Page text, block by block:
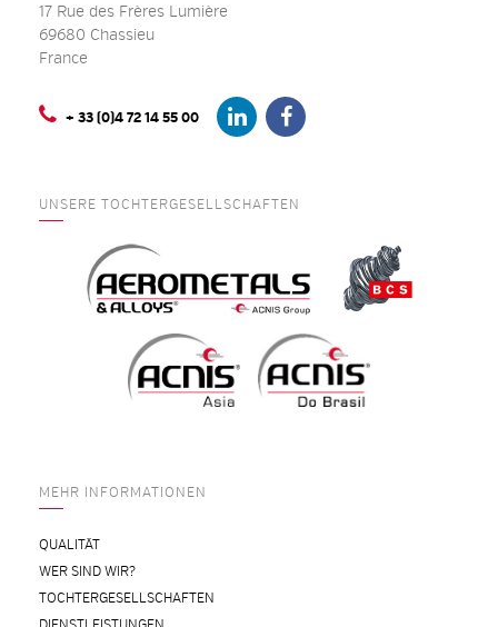
17 Rue des Frères Lumière
69680 Chassieu
France
+ 33 (0)4 72 14 55 00
UNSERE TOCHTERGESELLSCHAFTEN
MEHR INFORMATIONEN
QUALITÄT
WER SIND WIR?
TOCHTERGESELLSCHAFTEN